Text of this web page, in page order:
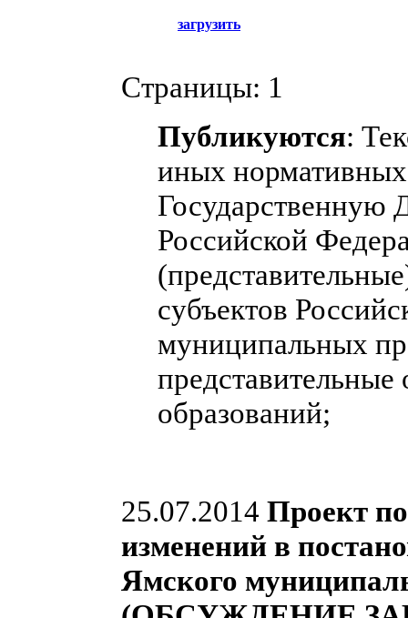
загрузить
Страницы: 1
Публикуются:
иных
Государственную
Российской
субъектов
муниципальных
образований;
25.07.2014 Проект
изменений в
Ямского